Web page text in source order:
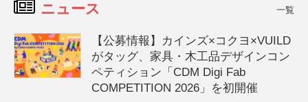
ニュース 一覧
【公募情報】カインズ×コクヨ×VUILD
がタッグ、家具・木工品デザインコン
ペティション「CDM Digi Fab
COMPETITION 2026」を初開催